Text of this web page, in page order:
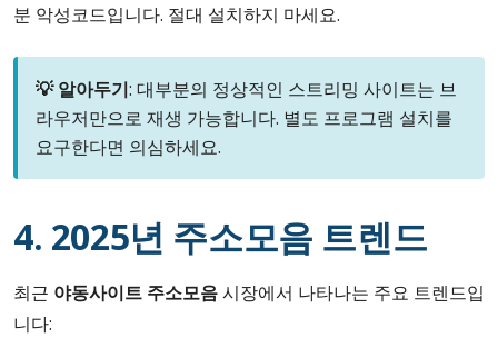
분 악성코드입니다. 절대 설치하지 마세요.
💡 알아두기: 대부분의 정상적인 스트리밍 사이트는 브
라우저만으로 재생 가능합니다. 별도 프로그램 설치를
요구한다면 의심하세요.
4. 2025년 주소모음 트렌드
최근 야동사이트 주소모음시장에서 나타나는 주요 트렌드입
니다: